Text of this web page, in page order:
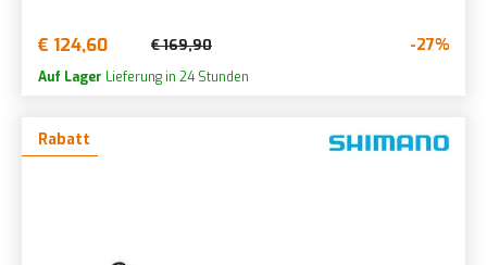
€ 124,60 € 169,90 -27%
Auf Lager Lieferung in 24 Stunden
Rabatt